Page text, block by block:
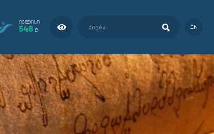
ᲘᲕᲚᲘᲡᲘ
548 ₾ EN